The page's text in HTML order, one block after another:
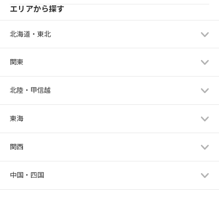
エリアから探す
北海道・東北
関東
北陸・甲信越
東海
関西
中国・四国